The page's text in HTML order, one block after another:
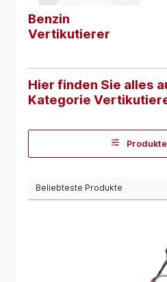
Benzin
Vertikutierer
Hier finden Sie alles
Kategorie